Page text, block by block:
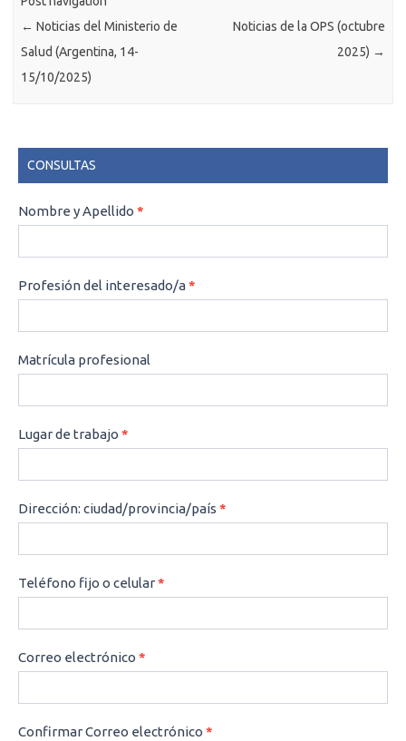
← Noticias del Ministerio de
Salud (Argentina, 14-
15/10/2025)
Noticias de la OPS (octubre
2025) →
CONSULTAS
CONSULTAS
Nombre y Apellido *
Profesión del interesado/a*
Matrícula profesional
Lugar de trabajo *
Dirección: ciudad/provincia/país *
Teléfono fijo o celular*
Correo electrónico *
Confirmar Correo electrónico *